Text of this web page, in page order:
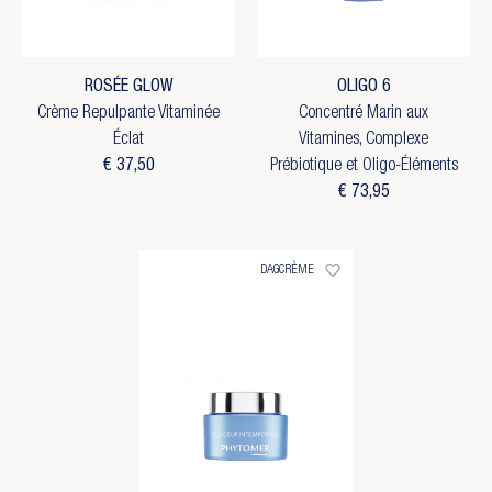
ROSÉE GLOW
Crème Repulpante Vitaminée
Éclat
€ 37,50
OLIGO 6
Concentré Marin aux
Vitamines, Complexe
Prébiotique et Oligo-Éléments
€ 73,95
DAGCRÈME favorite_border